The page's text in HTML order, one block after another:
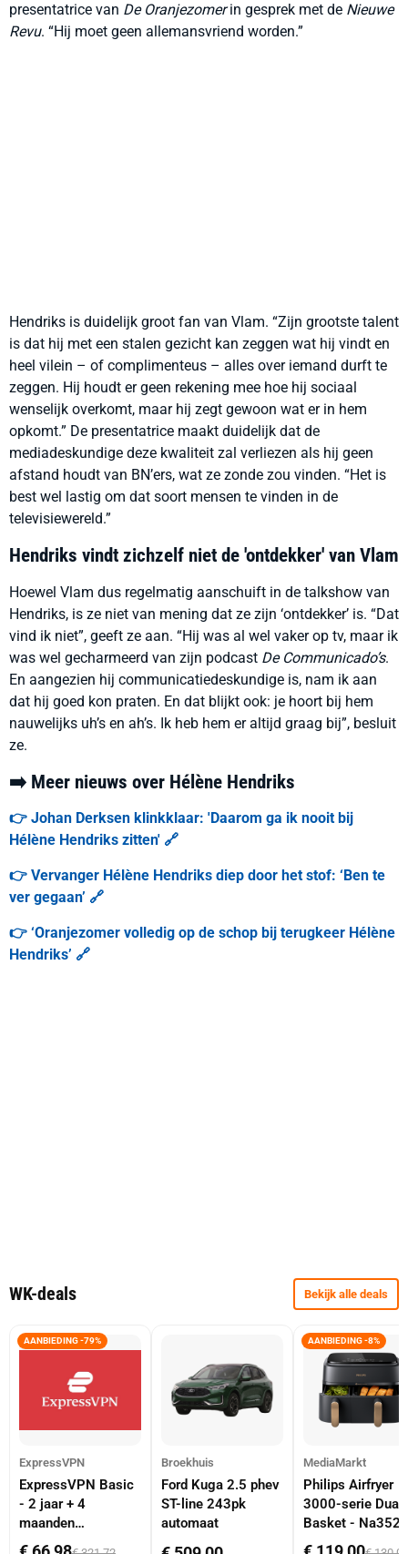
presentatrice van De Oranjezomerin gesprek met de Nieuwe
Revu. “Hij moet geen allemansvriend worden.”
Hendriks is duidelijk groot fan van Vlam. “Zijn grootste talent
is dat hij met een stalen gezicht kan zeggen wat hij vindt en
heel vilein – of complimenteus – alles over iemand durft te
zeggen. Hij houdt er geen rekening mee hoe hij sociaal
wenselijk overkomt, maar hij zegt gewoon wat er in hem
opkomt.” De presentatrice maakt duidelijk dat de
mediadeskundige deze kwaliteit zal verliezen als hij geen
afstand houdt van BN’ers, wat ze zonde zou vinden. “Het is
best wel lastig om dat soort mensen te vinden in de
televisiewereld.”
Hendriks vindt zichzelf niet de 'ontdekker' van Vlam
Hoewel Vlam dus regelmatig aanschuift in de talkshow van
Hendriks, is ze niet van mening dat ze zijn ‘ontdekker’ is. “Dat
vind ik niet”, geeft ze aan. “Hij was al wel vaker op tv, maar ik
was wel gecharmeerd van zijn podcast De Communicado’s.
En aangezien hij communicatiedeskundige is, nam ik aan
dat hij goed kon praten. En dat blijkt ook: je hoort bij hem
nauwelijks uh’s en ah’s. Ik heb hem er altijd graag bij”, besluit
ze.
➡️ Meer nieuws over Hélène Hendriks
👉 Johan Derksen klinkklaar: 'Daarom ga ik nooit bij
Hélène Hendriks zitten' 🔗
👉 Vervanger Hélène Hendriks diep door het stof: ‘Ben te
ver gegaan’ 🔗
👉 ‘Oranjezomer volledig op de schop bij terugkeer Hélène
Hendriks’ 🔗
WK-deals Bekijk alle deals
AANBIEDING -79%
ExpressVPN
ExpressVPN Basic
- 2 jaar + 4
maanden
abonnement
Broekhuis
Ford Kuga 2.5 phev
ST-line 243pk
automaat
AANBIEDING -8%
MediaMarkt
Philips Airfryer
3000-serie Dual
Basket -
Dubbele Mand 9